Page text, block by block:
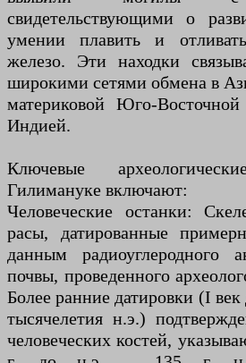
свидетельствующими о
умении плавить и
железо. Эти находки
широкими сетями обмена в
материковой Юго-
Индией.
Ключевые
Гилимануке включают:
Человеческие останки:
расы, датированные
данным радиоуглеродного
почвы, проведенного
Более ранние датировки (I
тысячелетия н.э.)
человеческих костей,